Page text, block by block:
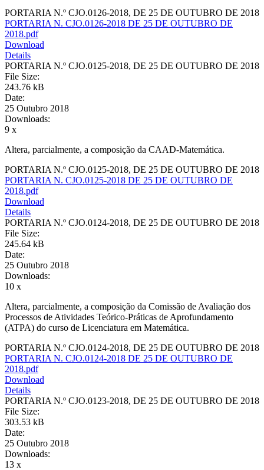
PORTARIA N.º CJO.0126-2018, DE 25 DE OUTUBRO DE 2018
PORTARIA N. CJO.0126-2018 DE 25 DE OUTUBRO DE
2018.pdf
Download
Details
PORTARIA N.º CJO.0125-2018, DE 25 DE OUTUBRO DE 2018
File Size:
243.76 kB
Date:
25 Outubro 2018
Downloads:
9 x
Altera, parcialmente, a composição da CAAD-Matemática.
PORTARIA N.º CJO.0125-2018, DE 25 DE OUTUBRO DE 2018
PORTARIA N. CJO.0125-2018 DE 25 DE OUTUBRO DE
2018.pdf
Download
Details
PORTARIA N.º CJO.0124-2018, DE 25 DE OUTUBRO DE 2018
File Size:
245.64 kB
Date:
25 Outubro 2018
Downloads:
10 x
Altera, parcialmente, a composição da Comissão de Avaliação dos
Processos de Atividades Teórico-Práticas de Aprofundamento
(ATPA) do curso de Licenciatura em Matemática.
PORTARIA N.º CJO.0124-2018, DE 25 DE OUTUBRO DE 2018
PORTARIA N. CJO.0124-2018 DE 25 DE OUTUBRO DE
2018.pdf
Download
Details
PORTARIA N.º CJO.0123-2018, DE 25 DE OUTUBRO DE 2018
File Size:
303.53 kB
Date:
25 Outubro 2018
Downloads:
13 x